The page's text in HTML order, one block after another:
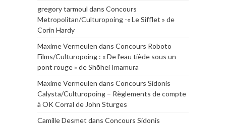
gregory tarmoul dans Concours
Metropolitan/Culturopoing -« Le Sifflet » de
Corin Hardy
Maxime Vermeulen dans Concours Roboto
Films/Culturopoing : « De l’eau tiède sous un
pont rouge » de Shōhei Imamura
Maxime Vermeulen dans Concours Sidonis
Calysta/Culturopoing – Règlements de compte
à OK Corral de John Sturges
Camille Desmet dans Concours Sidonis